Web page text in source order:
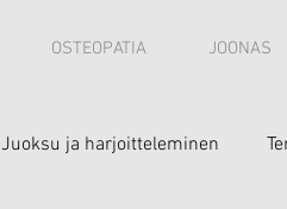
OSTEOPATIA JOONAS
Juoksu ja harjoitteleminen